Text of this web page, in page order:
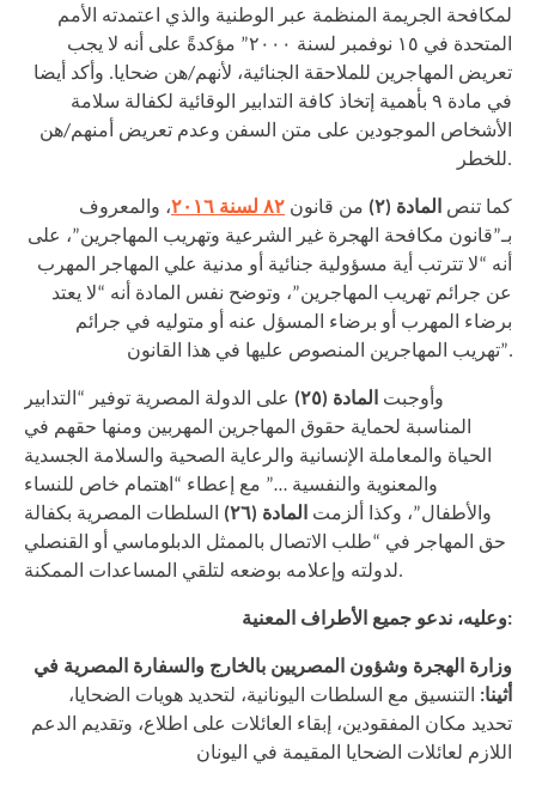
لمكافحة الجريمة المنظمة عبر الوطنية والذي اعتمدته الأمم
المتحدة في ١٥ نوفمبر لسنة ٢٠٠٠” مؤكدةً على أنه لا يجب
تعريض المهاجرين للملاحقة الجنائية، لأنهم/هن ضحايا. وأكد أيضا
في مادة ٩ بأهمية إتخاذ كافة التدابير الوقائية لكفالة سلامة
الأشخاص الموجودين على متن السفن وعدم تعريض أمنهم/هن
للخطر.
كما تنص المادة (٢) من قانون ٨٢ لسنة ٢٠١٦
، والمعروف
بـ”قانون مكافحة الهجرة غير الشرعية وتهريب المهاجرين”، على
أنه “لا تترتب أية مسؤولية جنائية أو مدنية علي المهاجر المهرب
عن جرائم تهريب المهاجرين”، وتوضح نفس المادة أنه “لا يعتد
برضاء المهرب أو برضاء المسؤل عنه أو متوليه في جرائم
تهريب المهاجرين المنصوص عليها في هذا القانون”.
وأوجبت المادة (٢٥)
على الدولة المصرية توفير “التدابير
المناسبة لحماية حقوق المهاجرين المهربين ومنها حقهم في
الحياة والمعاملة الإنسانية والرعاية الصحية والسلامة الجسدية
والمعنوية والنفسية …” مع إعطاء “اهتمام خاص للنساء
والأطفال”، وكذا ألزمت
المادة (٢٦)
السلطات المصرية بكفالة
حق المهاجر في “طلب الاتصال بالممثل الدبلوماسي أو القنصلي
لدولته وإعلامه بوضعه لتلقي المساعدات الممكنة.
وعليه، ندعو جميع الأطراف المعنية:
وزارة الهجرة وشؤون المصريين بالخارج والسفارة المصرية في
أثينا: التنسيق مع السلطات اليونانية، لتحديد هويات الضحايا،
تحديد مكان المفقودين، إبقاء العائلات على اطلاع، وتقديم الدعم
اللازم لعائلات الضحايا المقيمة في اليونان